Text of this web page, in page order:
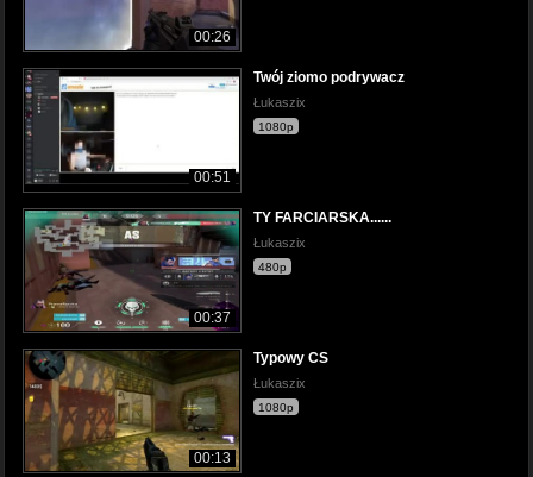
00:26
00:51
Twój ziomo podrywacz
Łukaszix
1080p
00:37
TY FARCIARSKA......
Łukaszix
480p
00:13
Typowy CS
Łukaszix
1080p